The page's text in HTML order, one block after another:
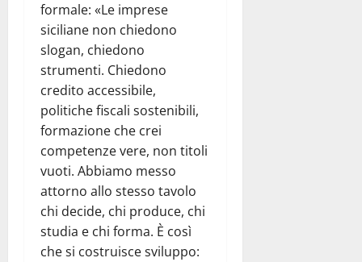
formale: «Le imprese
siciliane non chiedono
slogan, chiedono
strumenti. Chiedono
credito accessibile,
politiche fiscali sostenibili,
formazione che crei
competenze vere, non titoli
vuoti. Abbiamo messo
attorno allo stesso tavolo
chi decide, chi produce, chi
studia e chi forma. È così
che si costruisce sviluppo: